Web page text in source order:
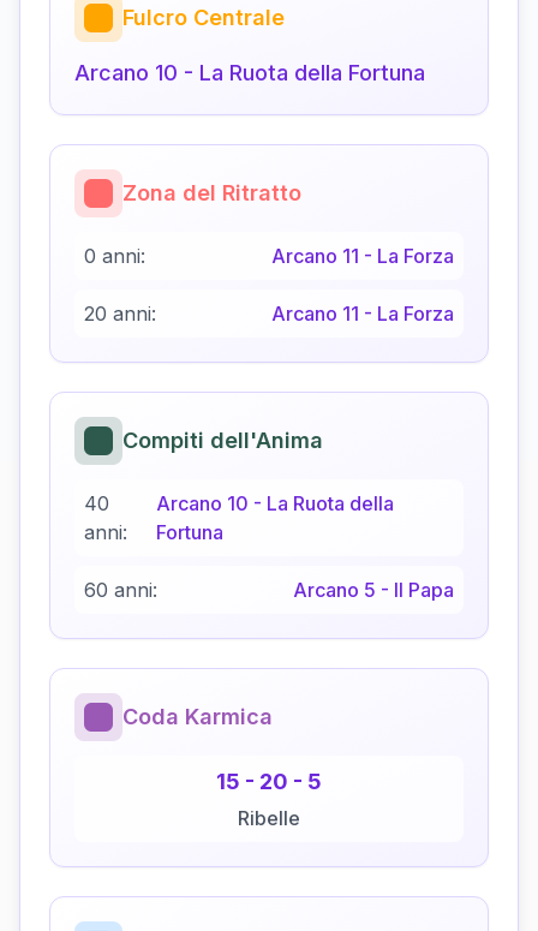
Fulcro Centrale
Arcano 10 - La Ruota della Fortuna
Zona del Ritratto
0 anni: Arcano 11 - La Forza
20 anni: Arcano 11 - La Forza
Compiti dell'Anima
40
anni:
Arcano 10 - La Ruota della
Fortuna
60 anni: Arcano 5 - Il Papa
Coda Karmica
15 - 20 - 5
Ribelle